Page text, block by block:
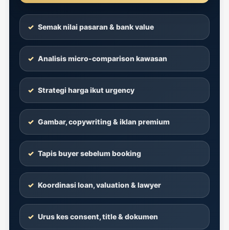
Semak nilai pasaran & bank value
Analisis micro-comparison kawasan
Strategi harga ikut urgency
Gambar, copywriting & iklan premium
Tapis buyer sebelum booking
Koordinasi loan, valuation & lawyer
Urus kes consent, title & dokumen